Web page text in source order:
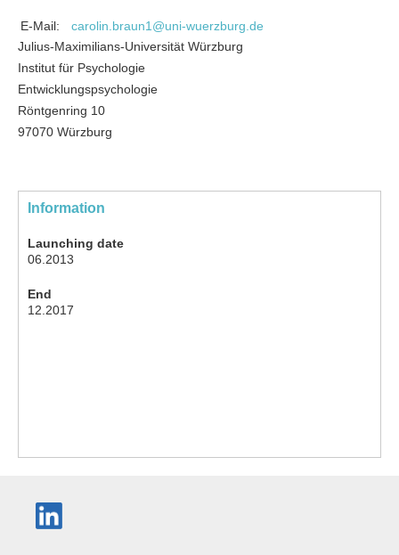
E-Mail:
carolin.braun1@uni-wuerzburg.de
Julius-Maximilians-Universität Würzburg
Institut für Psychologie
Entwicklungspsychologie
Röntgenring 10
97070 Würzburg
Information
Launching date
06.2013
End
12.2017